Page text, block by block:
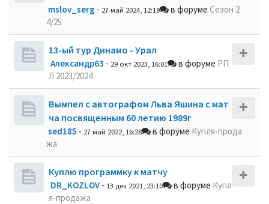
mslov_serg - 27 май 2024, 12:19 в форуме Сезон 2
4/25
13-ый тур Динамо - Урал
Александр63 - 29 окт 2023, 16:01 в форуме РП
Л 2023/2024
Вымпел с автографом Льва Яшина с мат
ча посвященным 60 летию 1989г
sed185 - 27 май 2022, 16:28 в форуме Купля-прода
жа
Куплю программку к матчу
DR_KOZLOV - 13 дек 2021, 23:10 в форуме Купл
я-продажа